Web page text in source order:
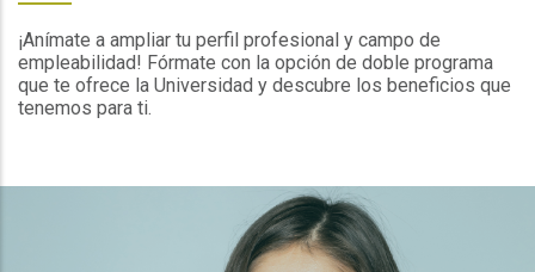
¡Anímate a ampliar tu perfil profesional y campo de
empleabilidad! Fórmate con la opción de doble programa
que te ofrece la Universidad y descubre los beneficios que
tenemos para ti.